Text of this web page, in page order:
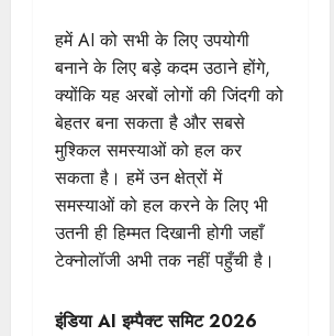
हमें AI को सभी के लिए उपयोगी
बनाने के लिए बड़े कदम उठाने होंगे,
क्योंकि यह अरबों लोगों की जिंदगी को
बेहतर बना सकता है और सबसे
मुश्किल समस्याओं को हल कर
सकता है। हमें उन क्षेत्रों में
समस्याओं को हल करने के लिए भी
उतनी ही हिम्मत दिखानी होगी जहाँ
टेक्नोलॉजी अभी तक नहीं पहुँची है।
इंडिया AI इम्पैक्ट समिट 2026